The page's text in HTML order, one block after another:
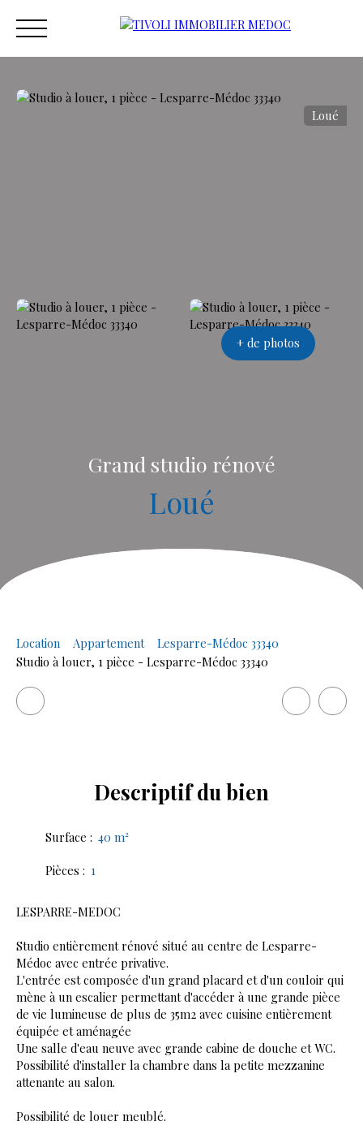
Loué
+ de photos
Grand studio rénové
Loué
Location Appartement
Lesparre-Médoc 33340
Studio à louer, 1 pièce - Lesparre-Médoc 33340
Descriptifdu bien
Surface : 40 m²
Pièces : 1
LESPARRE-MEDOC
Studio entièrement rénové situé au centre de Lesparre-
Médoc avec entrée privative.
L'entrée est composée d'un grand placard et d'un couloir qui
mène à un escalier permettant d'accéder à une grande pièce
de vie lumineuse de plus de 35m2 avec cuisine entièrement
équipée et aménagée
Une salle d'eau neuve avec grande cabine de douche et WC.
Possibilité d'installer la chambre dans la petite mezzanine
attenante au salon.
Possibilité de louer meublé.